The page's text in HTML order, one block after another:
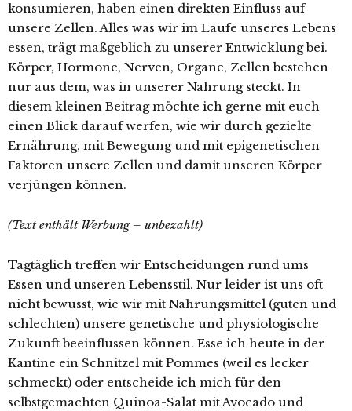
konsumieren, haben einen direkten Einfluss auf
unsere Zellen. Alles was wir im Laufe unseres Lebens
essen, trägt maßgeblich zu unserer Entwicklung bei.
Körper, Hormone, Nerven, Organe, Zellen bestehen
nur aus dem, was in unserer Nahrung steckt. In
diesem kleinen Beitrag möchte ich gerne mit euch
einen Blick darauf werfen, wie wir durch gezielte
Ernährung, mit Bewegung und mit epigenetischen
Faktoren unsere Zellen und damit unseren Körper
verjüngen können.
(Text enthält Werbung – unbezahlt)
Tagtäglich treffen wir Entscheidungen rund ums
Essen und unseren Lebensstil. Nur leider ist uns oft
nicht bewusst, wie wir mit Nahrungsmittel (guten und
schlechten) unsere genetische und physiologische
Zukunft beeinflussen können. Esse ich heute in der
Kantine ein Schnitzel mit Pommes (weil es lecker
schmeckt) oder entscheide ich mich für den
selbstgemachten Quinoa-Salat mit Avocado und